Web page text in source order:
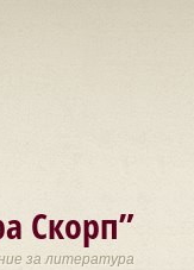
Скорп”
за литература